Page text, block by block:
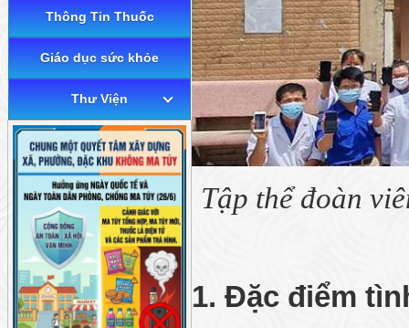
Thông Tin Thuốc
Giáo dục sức khỏe
Thư Viện
Tập thể đoàn
1. Đặc điểm